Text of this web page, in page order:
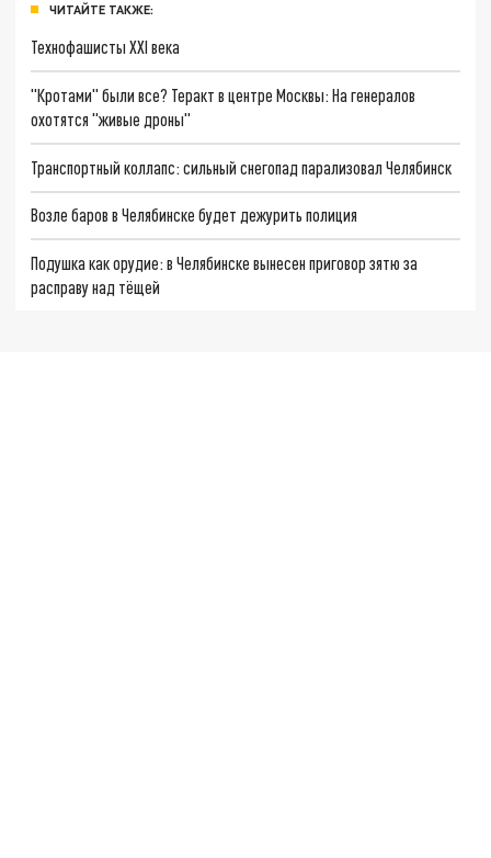
ЧИТАЙТЕ ТАКЖЕ:
Технофашисты XXI века
"Кротами" были все? Теракт в центре Москвы: На генералов
охотятся "живые дроны"
Транспортный коллапс: сильный снегопад парализовал Челябинск
Возле баров в Челябинске будет дежурить полиция
Подушка как орудие: в Челябинске вынесен приговор зятю за
расправу над тёщей